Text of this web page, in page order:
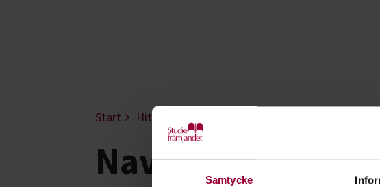
Samtycke
Start Hitta intresse
Navigation och